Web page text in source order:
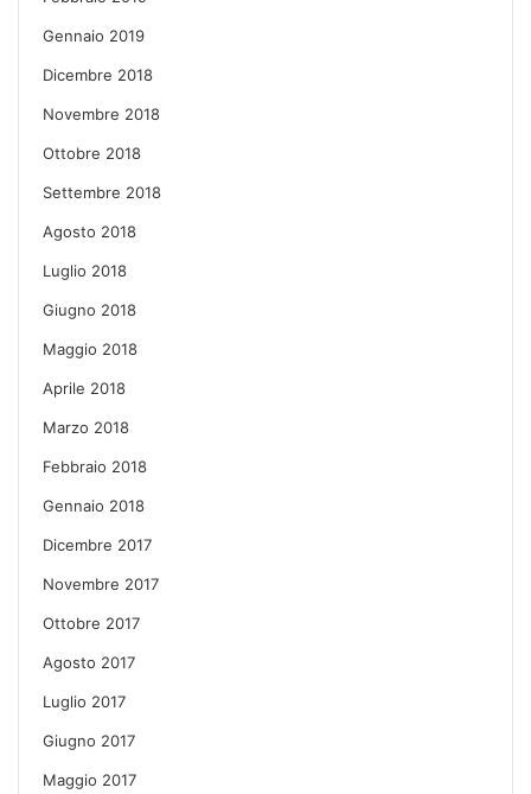
Gennaio 2019
Dicembre 2018
Novembre 2018
Ottobre 2018
Settembre 2018
Agosto 2018
Luglio 2018
Giugno 2018
Maggio 2018
Aprile 2018
Marzo 2018
Febbraio 2018
Gennaio 2018
Dicembre 2017
Novembre 2017
Ottobre 2017
Agosto 2017
Luglio 2017
Giugno 2017
Maggio 2017